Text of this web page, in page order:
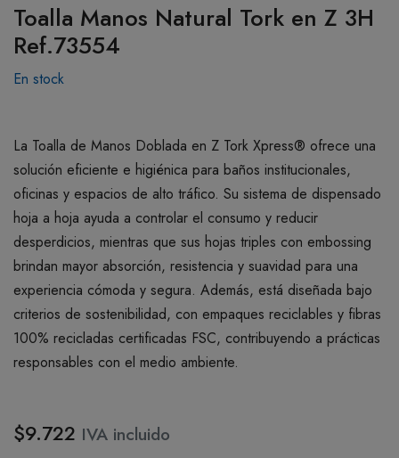
Toalla Manos Natural Tork en Z 3H
Ref.73554
En stock
La Toalla de Manos Doblada en Z Tork Xpress® ofrece una
solución eficiente e higiénica para baños institucionales,
oficinas y espacios de alto tráfico. Su sistema de dispensado
hoja a hoja ayuda a controlar el consumo y reducir
desperdicios, mientras que sus hojas triples con embossing
brindan mayor absorción, resistencia y suavidad para una
experiencia cómoda y segura. Además, está diseñada bajo
criterios de sostenibilidad, con empaques reciclables y fibras
100% recicladas certificadas FSC, contribuyendo a prácticas
responsables con el medio ambiente.
$9.722 IVA incluido